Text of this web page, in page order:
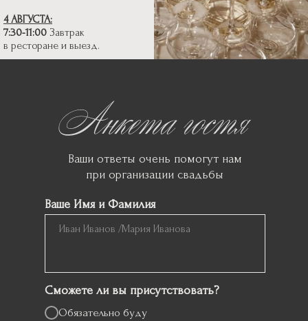
4 АВГУСТА:
7:30-11:00 Завтрак
в ресторане и выезд.
Ваши ответы очень помогут нам
при организации свадьбы
Ваше Имя и Фамилия
Сможете ли вы присутствовать?
Обязательно буду
свой ответ